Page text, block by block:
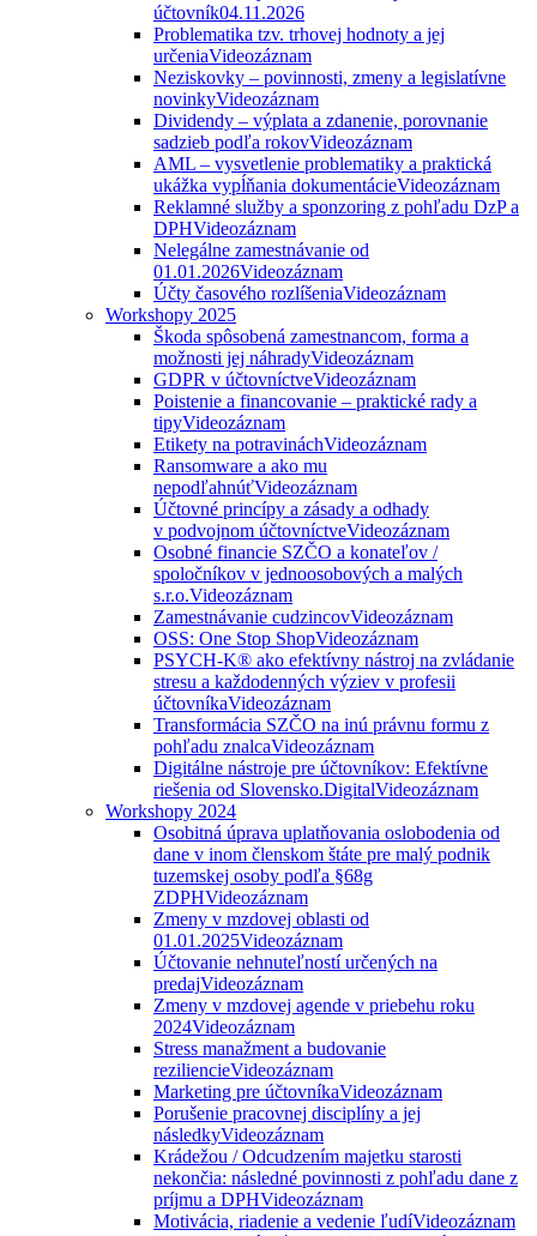
účtovník04.11.2026
Problematika tzv. trhovej hodnoty a jej
určeniaVideozáznam
Neziskovky – povinnosti, zmeny a legislatívne
novinkyVideozáznam
Dividendy – výplata a zdanenie, porovnanie
sadzieb podľa rokovVideozáznam
AML – vysvetlenie problematiky a praktická
ukážka vypĺňania dokumentácieVideozáznam
Reklamné služby a sponzoring z pohľadu DzP a
DPHVideozáznam
Nelegálne zamestnávanie od
01.01.2026Videozáznam
Účty časového rozlíšeniaVideozáznam
Workshopy 2025
Škoda spôsobená zamestnancom, forma a
možnosti jej náhradyVideozáznam
GDPR v účtovníctveVideozáznam
Poistenie a financovanie – praktické rady a
tipyVideozáznam
Etikety na potravináchVideozáznam
Ransomware a ako mu
nepodľahnúťVideozáznam
Účtovné princípy a zásady a odhady
v podvojnom účtovníctveVideozáznam
Osobné financie SZČO a konateľov /
spoločníkov v jednoosobových a malých
s.r.o.Videozáznam
Zamestnávanie cudzincovVideozáznam
OSS: One Stop ShopVideozáznam
PSYCH-K® ako efektívny nástroj na zvládanie
stresu a každodenných výziev v profesii
účtovníkaVideozáznam
Transformácia SZČO na inú právnu formu z
pohľadu znalcaVideozáznam
Digitálne nástroje pre účtovníkov: Efektívne
riešenia od Slovensko.DigitalVideozáznam
Workshopy 2024
Osobitná úprava uplatňovania oslobodenia od
dane v inom členskom štáte pre malý podnik
tuzemskej osoby podľa §68g
ZDPHVideozáznam
Zmeny v mzdovej oblasti od
01.01.2025Videozáznam
Účtovanie nehnuteľností určených na
predajVideozáznam
Zmeny v mzdovej agende v priebehu roku
2024Videozáznam
Stress manažment a budovanie
reziliencieVideozáznam
Marketing pre účtovníkaVideozáznam
Porušenie pracovnej disciplíny a jej
následkyVideozáznam
Krádežou / Odcudzením majetku starosti
nekončia: následné povinnosti z pohľadu dane z
príjmu a DPHVideozáznam
Motivácia, riadenie a vedenie ľudíVideozáznam